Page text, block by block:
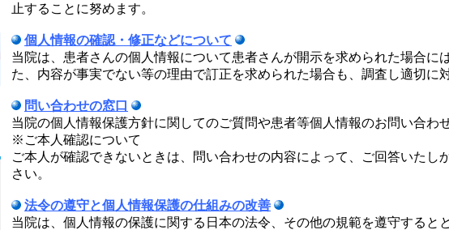
止することに努めます。
個人情報の確認・修正などについて
当院は、患者さんの個人情報について患者さんが開示を求められた場合に
た、内容が事実でない等の理由で訂正を求められた場合も、調査し適切に
問い合わせの窓口
当院の個人情報保護方針に関してのご質問や患者等個人情報のお問い合わ
※ご本人確認について
ご本人が確認できないときは、問い合わせの内容によって、ご回答いたし
さい。
法令の遵守と個人情報保護の仕組みの改善
当院は、個人情報の保護に関する日本の法令、その他の規範を遵守すると